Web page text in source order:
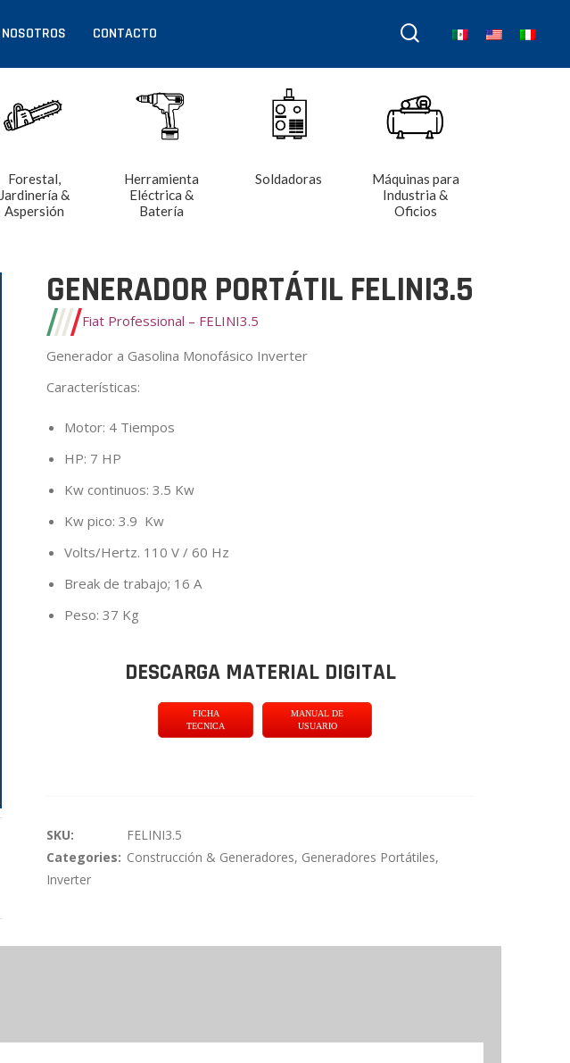
NOSOTROS CONTACTO
Forestal,
Jardinería &
Aspersión
Herramienta
Eléctrica &
Batería
Soldadoras
Máquinas para
Industria &
Oficios
GENERADOR PORTÁTIL FELINI3.5
Fiat Professional – FELINI3.5
Generador a Gasolina Monofásico Inverter
Características:
Motor: 4 Tiempos
HP: 7 HP
Kw continuos: 3.5 Kw
Kw pico: 3.9 Kw
Volts/Hertz. 110 V / 60 Hz
Break de trabajo; 16 A
Peso: 37 Kg
DESCARGA MATERIAL DIGITAL
FICHA
TECNICA
MANUAL DE
USUARIO
SKU:
FELINI3.5
Categories: Construcción & Generadores, Generadores Portátiles,
Inverter